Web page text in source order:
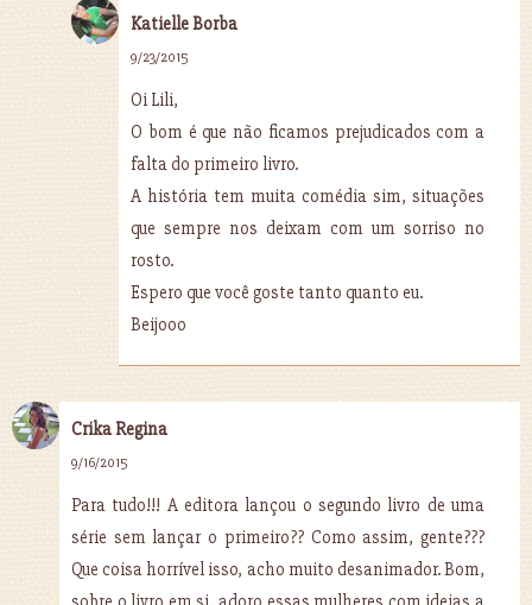
Katielle Borba
9/23/2015
Oi Lili,
O bom é que não ficamos prejudicados com a
falta do primeiro livro.
A história tem muita comédia sim, situações
que sempre nos deixam com um sorriso no
rosto.
Espero que você goste tanto quanto eu.
Beijooo
Crika Regina
9/16/2015
Para tudo!!! A editora lançou o segundo livro de uma
série sem lançar o primeiro?? Como assim, gente???
Que coisa horrível isso, acho muito desanimador. Bom,